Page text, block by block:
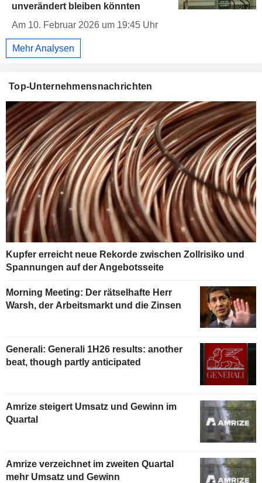
unverändert bleiben könnten
Am 10. Februar 2026 um 19:45 Uhr
Mehr Analysen
Top-Unternehmensnachrichten
Kupfer erreicht neue Rekorde zwischen Zollrisiko und
Spannungen auf der Angebotsseite
Morning Meeting: Der rätselhafte Herr
Warsh, der Arbeitsmarkt und die Zinsen
Generali: Generali 1H26 results: another
beat, though partly anticipated
Amrize steigert Umsatz und Gewinn im
Quartal
Amrize verzeichnet im zweiten Quartal
mehr Umsatz und Gewinn